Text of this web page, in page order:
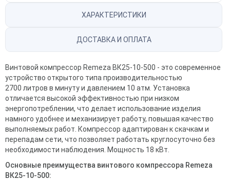
ХАРАКТЕРИСТИКИ
ДОСТАВКА И ОПЛАТА
Винтовой компрессор Remeza ВК25-10-500 - это современное
устройство открытого типа производительностью
2700 литров в минуту и давлением 10 атм. Установка
отличается высокой эффективностью при низком
энергопотреблении, что делает использование изделия
намного удобнее и механизирует работу, повышая качество
выполняемых работ. Компрессор адаптирован к скачкам и
перепадам сети, что позволяет работать круглосуточно без
необходимости наблюдения. Мощность 18 кВт.
Основные преимущества винтового компрессора Remeza
ВК25-10-500: